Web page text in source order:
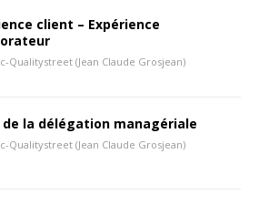
client – Expérience
Qualitystreet (Jean Claude Grosjean)
de la délégation managériale
Qualitystreet (Jean Claude Grosjean)